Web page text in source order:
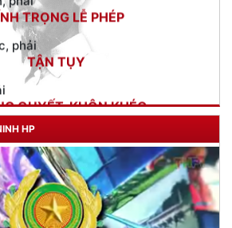
TẬN TỤY
QUYẾT, KHÔN KHÉO
thư Chủ tịch Hồ Chí Minh
gửi Công an Khu XII,
11 tháng 3 năm 1948.
HP